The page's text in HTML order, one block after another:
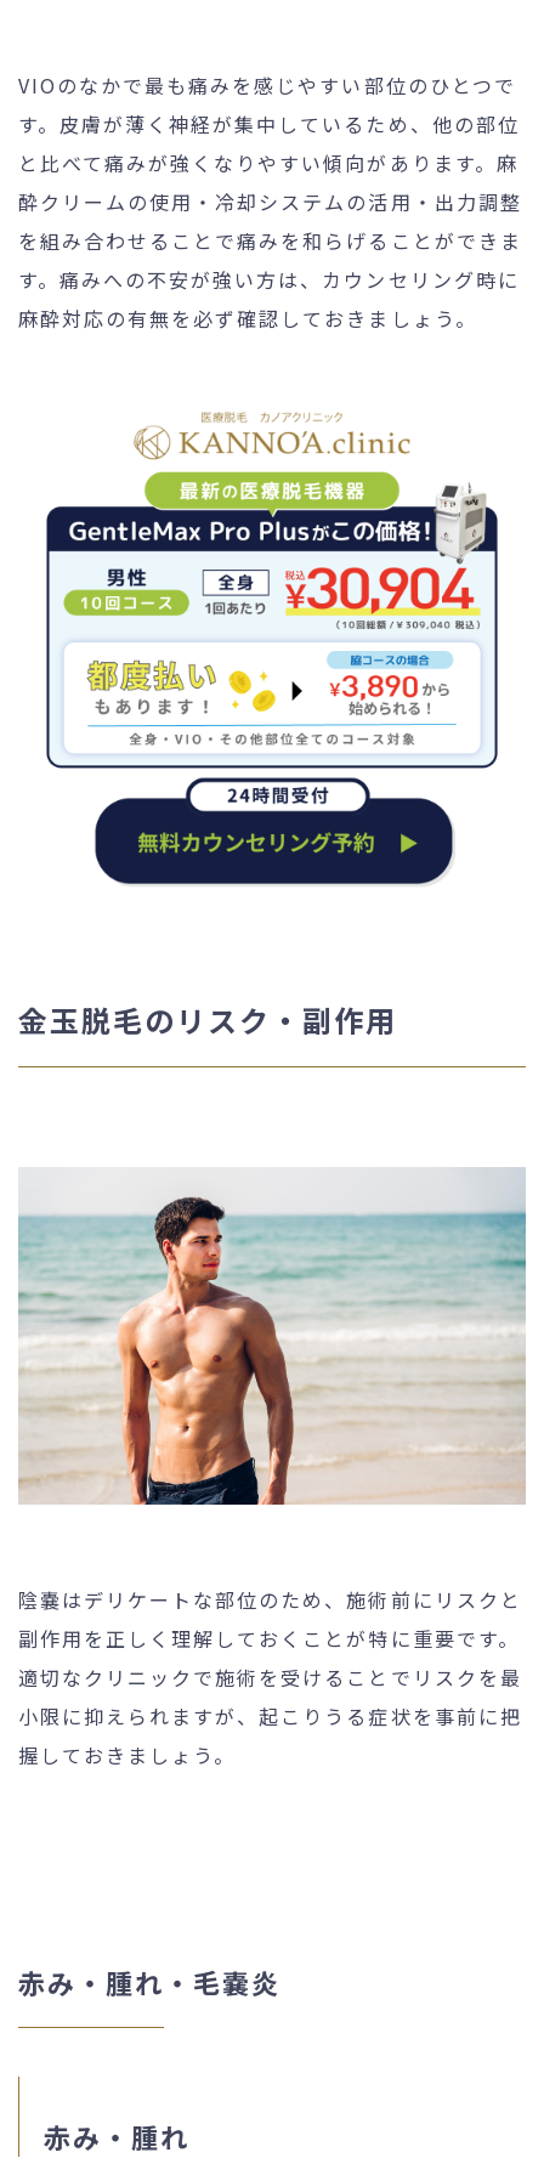
VIOのなかで最も痛みを感じやすい部位のひとつで
す。皮膚が薄く神経が集中しているため、他の部位
と比べて痛みが強くなりやすい傾向があります。麻
酔クリームの使用・冷却システムの活用・出力調整
を組み合わせることで痛みを和らげることができま
す。痛みへの不安が強い方は、カウンセリング時に
麻酔対応の有無を必ず確認しておきましょう。
金玉脱毛のリスク・副作用
陰嚢はデリケートな部位のため、施術前にリスクと
副作用を正しく理解しておくことが特に重要です。
適切なクリニックで施術を受けることでリスクを最
小限に抑えられますが、起こりうる症状を事前に把
握しておきましょう。
赤み・腫れ・毛嚢炎
赤み・腫れ